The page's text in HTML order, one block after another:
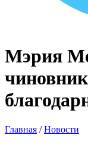
Мэрия
Главная /Новости